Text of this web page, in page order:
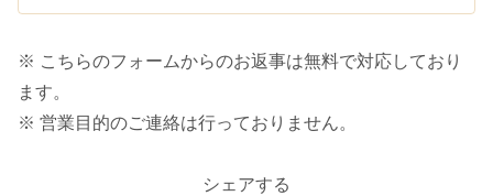
※ こちらのフォームからのお返事は無料で対応しており
ます。
※ 営業目的のご連絡は行っておりません。
シェアする